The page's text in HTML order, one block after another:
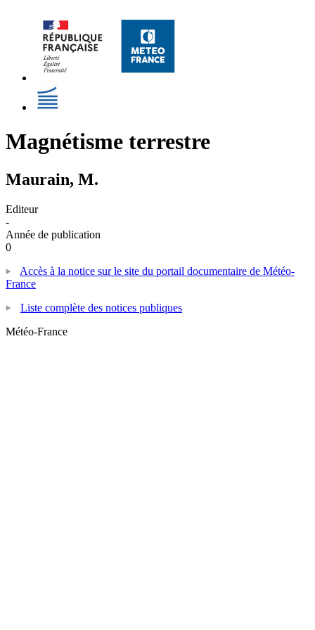
Magnétisme terrestre
Maurain, M.
Editeur
-
Année de publication
0
Accès à la notice sur le site du portail documentaire de Météo-
France
Liste complète des notices publiques
Météo-France